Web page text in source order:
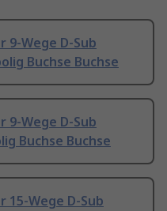
9-Wege D-Sub
Buchse Buchse
9-Wege D-Sub
Buchse Buchse
Wege D-Sub